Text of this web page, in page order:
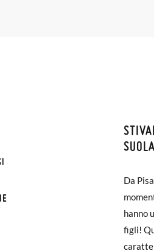
Da
hanno
figli!
€ e
Se le